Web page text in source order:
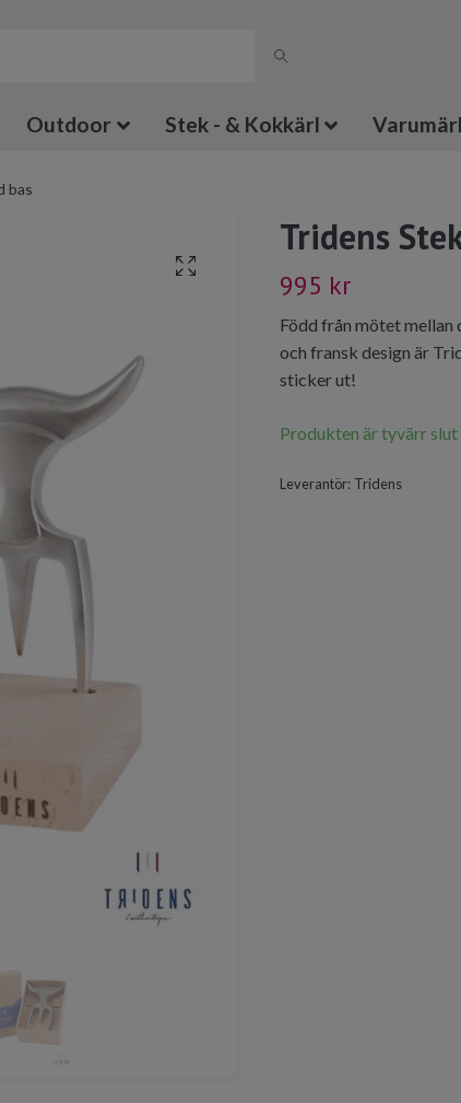
Outdoor Stek - & Kokkärl
bas
Tridens
995 kr
Född från mötet
och fransk design är
sticker ut!
Produkten är tyvärr slut
Leverantör: Tridens